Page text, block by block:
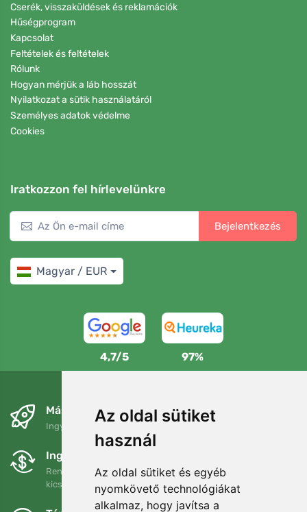
Az oldal sütiket
használ
Az oldal sütiket és egyéb
nyomkövető technológiákat
alkalmaz, hogy javítsa a
Cserék, visszaküldések és reklamációk
Hűségprogram
Kapcsolat
Feltételek és feltételek
Rólunk
Hogyan mérjük a láb hosszát
Nyilatkozat a sütik használatáról
Személyes adatok védelme
Cookies
Iratkozzon fel hírlevelünkre
Bejelentkezés
Magyar / EUR
4,7/5 97%
Másnapra és ingyenesen
Ingyenes szállítás a következő összeg felett: 80 EUR
Ingyenes csere és visszaküldés
Rendelését 90 napon belül bármikor visszaküldheti vagy
kicserélheti.